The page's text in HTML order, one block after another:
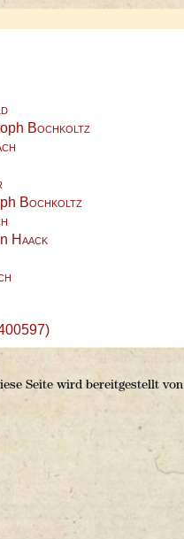
Bochkoltz
Bochkoltz
Haack
Seite wird bereitgestellt von